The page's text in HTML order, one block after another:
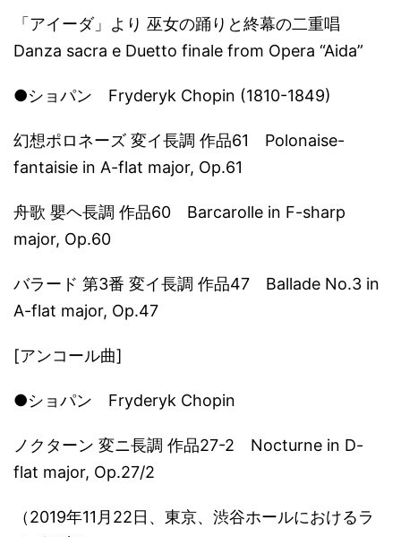
「アイーダ」より 巫女の踊りと終幕の二重唱
Danza sacra e Duetto finale from Opera “Aida”
●ショパン Fryderyk Chopin (1810-1849)
幻想ポロネーズ 変イ長調 作品61 Polonaise-
fantaisie in A-flat major, Op.61
舟歌 嬰ヘ長調 作品60 Barcarolle in F-sharp
major, Op.60
バラード 第3番 変イ長調 作品47 Ballade No.3 in
A-flat major, Op.47
[アンコール曲]
●ショパン Fryderyk Chopin
ノクターン 変ニ長調 作品27-2 Nocturne in D-
flat major, Op.27/2
（2019年11月22日、東京、渋谷ホールにおけるラ